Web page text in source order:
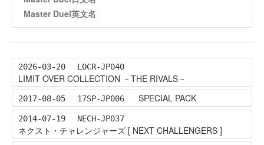
Master Duel英文名
2026-03-20 LOCR-JP040
LIMIT OVER COLLECTION －THE RIVALS－
2017-08-05 17SP-JP006 SPECIAL PACK
2014-07-19 NECH-JP037
ネクスト・チャレンジャーズ [ NEXT CHALLENGERS ]